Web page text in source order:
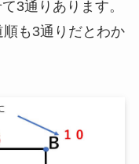
3通りあります。
も3通りだとわか